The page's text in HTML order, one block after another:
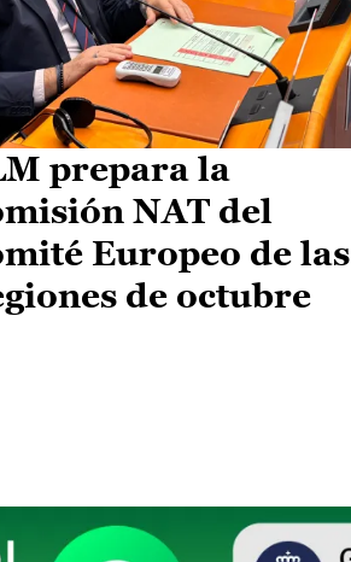
prepara la
NAT del
Europeo de las
de octubre